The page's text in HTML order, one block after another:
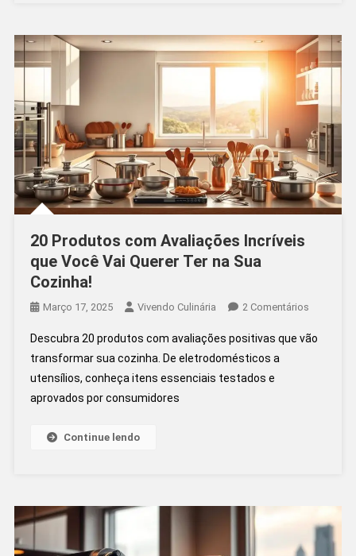
Experimentar!
20 Produtos com Avaliações Incríveis
que Você Vai Querer Ter na Sua
Cozinha!
Março 17, 2025 Vivendo Culinária 2 ComentáriosEm
Produtos
Sua
Cozinha!
Descubra 20 produtos com avaliações positivas que vão
transformar sua cozinha. De eletrodomésticos a
utensílios, conheça itens essenciais testados e
aprovados por consumidores
Continue lendo